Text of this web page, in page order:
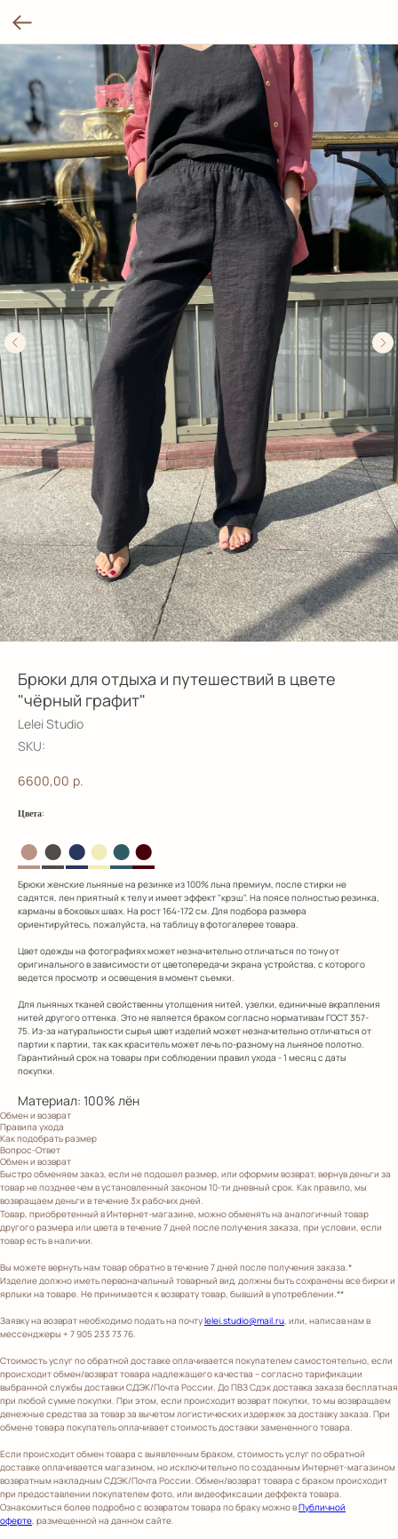
Брюки для отдыха и путешествий в цвете
"чёрный графит"
Lelei Studio
SKU:
6600,00 р.
Цвета:
●●●●●●
Брюки женские льняные на резинке из 100% льна премиум, после стирки не
садятся, лен приятный к телу и имеет эффект "крэш". На поясе полностью резинка,
карманы в боковых швах. На рост 164-172 см. Для подбора размера
ориентируйтесь, пожалуйста, на таблицу в фотогалерее товара.
Цвет одежды на фотографиях может незначительно отличаться по тону от
оригинального в зависимости от цветопередачи экрана устройства, с которого
ведется просмотр и освещения в момент съемки.
Для льняных тканей свойственны утолщения нитей, узелки, единичные вкрапления
нитей другого оттенка. Это не является браком согласно нормативам ГОСТ 357-
75. Из-за натуральности сырья цвет изделий может незначительно отличаться от
партии к партии, так как краситель может лечь по-разному на льняное полотно.
Гарантийный срок на товары при соблюдении правил ухода - 1 месяц с даты
покупки.
Материал: 100% лён
Обмен и возврат
Правила ухода
Как подобрать размер
Вопрос-Ответ
Обмен и возврат
Быстро обменяем заказ, если не подошел размер, или оформим возврат, вернув деньги за
товар не позднее чем в установленный законом 10-ти дневный срок. Как правило, мы
возвращаем деньги в течение 3х рабочих дней.
Товар, приобретенный в Интернет-магазине, можно обменять на аналогичный товар
другого размера или цвета в течение 7 дней после получения заказа, при условии, если
товар есть в наличии.
Вы можете вернуть нам товар обратно в течение 7 дней после получения заказа.*
Изделие должно иметь первоначальный товарный вид, должны быть сохранены все бирки и
ярлыки на товаре. Не принимается к возврату товар, бывший в употреблении.**
Заявку на возврат необходимо подать на почтуlelei.studio@mail.ru, или, написав нам в
мессенджеры + 7 905 233 73 76.
Стоимость услуг по обратной доставке оплачивается покупателем самостоятельно, если
происходит обмен/возврат товара надлежащего качества – согласно тарификации
выбранной службы доставки СДЭК/Почта России. До ПВЗ Сдэк доставка заказа бесплатная
при любой сумме покупки. При этом, если происходит возврат покупки, то мы возвращаем
денежные средства за товар за вычетом логистических издержек за доставку заказа. При
обмене товара покупатель оплачивает стоимость доставки замененного товара.
Если происходит обмен товара с выявленным браком, стоимость услуг по обратной
доставке оплачивается магазином, но исключительно по созданным Интернет-магазином
возвратным накладным СДЭК/Почта России. Обмен/возврат товара с браком происходит
при предоставлении покупателем фото, или видеофиксации деффекта товара.
Ознакомиться более подробно с возвратом товара по браку можно вПубличной
оферте, размещенной на данном сайте.